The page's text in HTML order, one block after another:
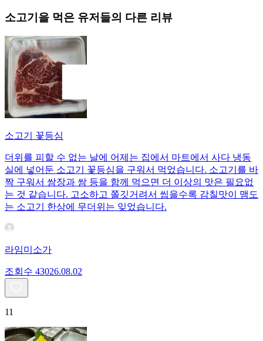
소고기 을 먹은 유저들의 다른 리뷰
소고기 꽃등심
더위를 피할 수 없는 날에 어제는 집에서 마트에서 사다 냉동
실에 넣어둔 소고기 꽃등심을 구워서 먹었습니다. 소고기를 바
짝 구워서 쌈장과 쌈 등을 함께 먹으면 더 이상의 맛은 필요없
는 것 같습니다. 고소하고 쫄깃거려서 씹을수록 감칠맛이 맴도
는 소고기 한상에 무더위는 잊었습니다.
라임미소가
조회수 43026.08.02
11